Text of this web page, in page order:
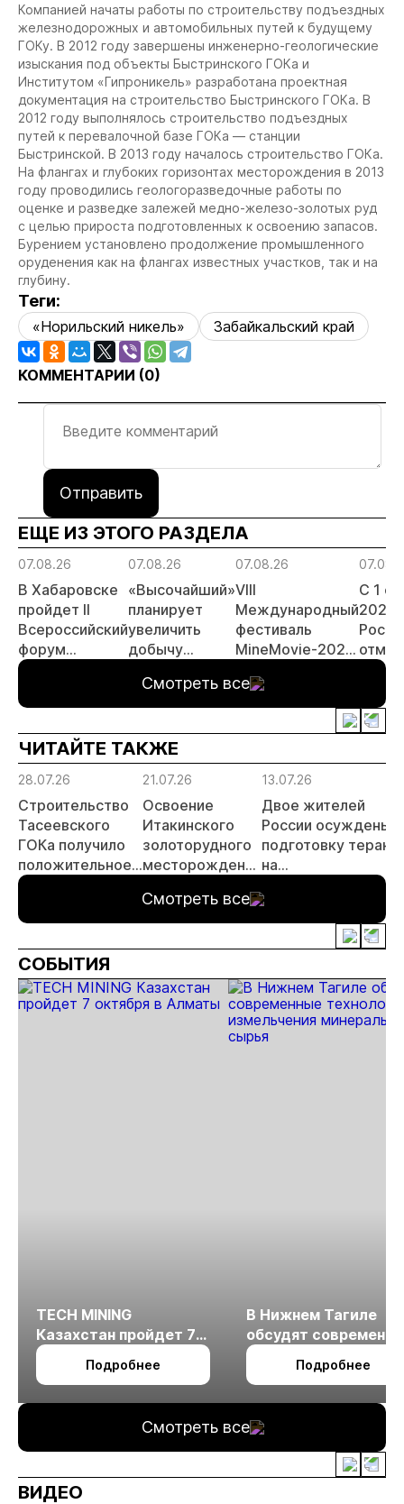
Компанией начаты работы по строительству подъездных
железнодорожных и автомобильных путей к будущему
ГОКу. В 2012 году завершены инженерно-геологические
изыскания под объекты Быстринского ГОКа и
Институтом «Гипроникель» разработана проектная
документация на строительство Быстринского ГОКа. В
2012 году выполнялось строительство подъездных
путей к перевалочной базе ГОКа — станции
Быстринской. В 2013 году началось строительство ГОКа.
На флангах и глубоких горизонтах месторождения в 2013
году проводились геологоразведочные работы по
оценке и разведке залежей медно-железо-золотых руд
с целью прироста подготовленных к освоению запасов.
Бурением установлено продолжение промышленного
оруденения как на флангах известных участков, так и на
глубину.
Теги:
«Норильский никель» Забайкальский край
КОММЕНТАРИИ (0)
Отправить
ЕЩЕ ИЗ ЭТОГО РАЗДЕЛА
07.08.26
В Хабаровске
пройдет II
Всероссийский
форум
«Россыпное
России»
07.08.26
«Высочайший»
планирует
увеличить
добычу
тонн в 2026
году
07.08.26
VIII
Международный
фестиваль
MineMovie-2026
заявок
С 1
2026
Смотреть все
ЧИТАЙТЕ ТАКЖЕ
28.07.26
Строительство
Тасеевского
ГОКа получило
положительное
заключение
экологической
экспертизы
21.07.26
Освоение
Итакинского
золоторудного
месторождения
выходит на
новый этап
13.07.26
Двое жителей
России осуждены
подготовку
на
предприятии в
Забайкалье
Смотреть все
СОБЫТИЯ
TECH MINING
Казахстан пройдет 7
октября в Алматы
Подробнее
В Нижнем Тагиле
обсудят
технологии
измельчения
Подробнее
Смотреть все
ВИДЕО